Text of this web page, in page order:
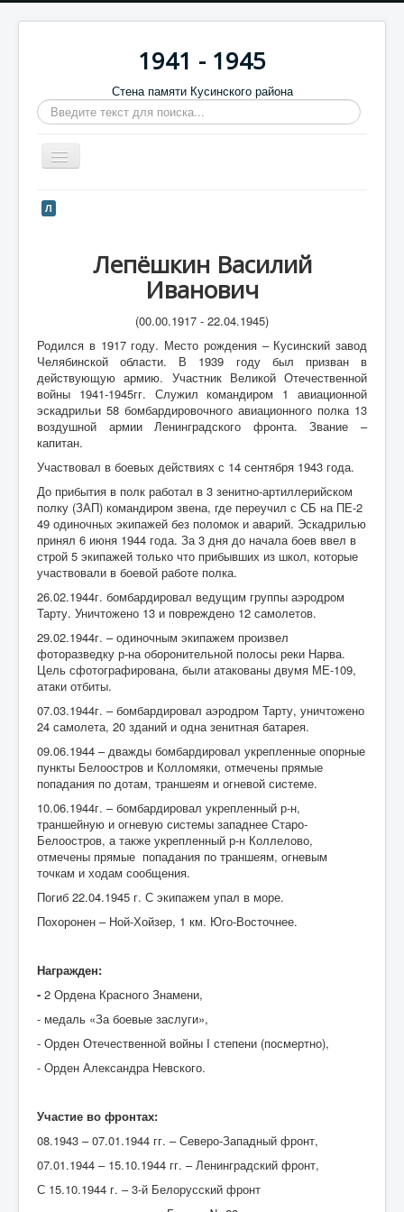
1941 - 1945
Стена памяти Кусинского района
Искать...
Включить/
выключить
Главная
Баннеры
Память в камне
Обратная связь
Отзывы
А
Б
В
Г
Д
Е
Ж
З
И
К
Л
М
Н
О
П
Р
С
У
Ф
Х
Ц-Ч
Э-Ю
Л
Лепёшкин Василий
Иванович
(00.00.1917 - 22.04.1945)
Родился в 1917 году. Место рождения – Кусинский завод
Челябинской области. В 1939 году был призван в
действующую армию. Участник Великой Отечественной
войны 1941-1945гг. Служил командиром 1 авиационной
эскадрильи 58 бомбардировочного авиационного полка 13
воздушной армии Ленинградского фронта. Звание –
капитан.
Участвовал в боевых действиях с 14 сентября 1943 года.
До прибытия в полк работал в 3 зенитно-артиллерийском
полку (ЗАП) командиром звена, где переучил с СБ на ПЕ-2
49 одиночных экипажей без поломок и аварий. Эскадрилью
принял 6 июня 1944 года. За 3 дня до начала боев ввел в
строй 5 экипажей только что прибывших из школ, которые
участвовали в боевой работе полка.
26.02.1944г. бомбардировал ведущим группы аэродром
Тарту. Уничтожено 13 и повреждено 12 самолетов.
29.02.1944г. – одиночным экипажем произвел
фоторазведку р-на оборонительной полосы реки Нарва.
Цель сфотографирована, были атакованы двумя МЕ-109,
атаки отбиты.
07.03.1944г. – бомбардировал аэродром Тарту, уничтожено
24 самолета, 20 зданий и одна зенитная батарея.
09.06.1944 – дважды бомбардировал укрепленные опорные
пункты Белоостров и Колломяки, отмечены прямые
попадания по дотам, траншеям и огневой системе.
10.06.1944г. – бомбардировал укрепленный р-н,
траншейную и огневую системы западнее Старо-
Белоостров, а также укрепленный р-н Коллелово,
отмечены прямые попадания по траншеям, огневым
точкам и ходам сообщения.
Погиб 22.04.1945 г. С экипажем упал в море.
Похоронен – Ной-Хойзер, 1 км. Юго-Восточнее.
Награжден:
- 2 Ордена Красного Знамени,
- медаль «За боевые заслуги»,
- Орден Отечественной войны I степени (посмертно),
- Орден Александра Невского.
Участие во фронтах:
08.1943 – 07.01.1944 гг. – Северо-Западный фронт,
07.01.1944 – 15.10.1944 гг. – Ленинградский фронт,
С 15.10.1944 г. – 3-й Белорусский фронт